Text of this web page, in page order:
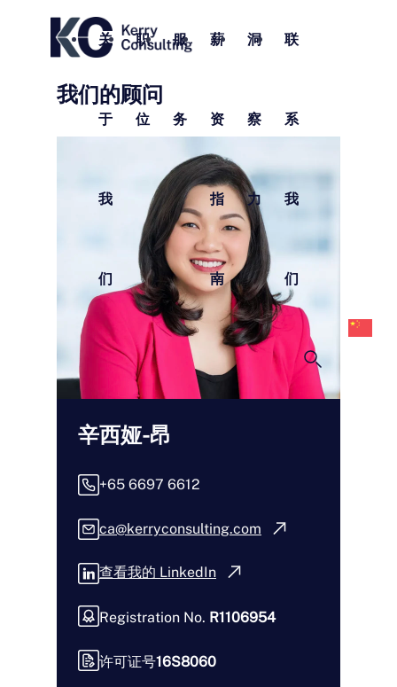
关
于
我
们
职
位
服
务
薪
资
指
南
洞
察
力
联
系
我
们
我们的顾问
辛西娅-昂
+65 6697 6612
ca@kerryconsulting.com
查看我的 LinkedIn
Registration No. R1106954
许可证号16S8060